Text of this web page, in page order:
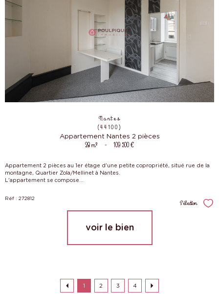
Nantes
(44100)
Appartement Nantes 2 pièces
28 m² - 109 500 €
Appartement 2 pièces au 1er étage d'une petite copropriété, situé rue de la
montagne, Quartier Zola/Mellinet à Nantes.
L'appartement se compose...
Réf : 272812
Sélection
voir le bien
1 2 3 4